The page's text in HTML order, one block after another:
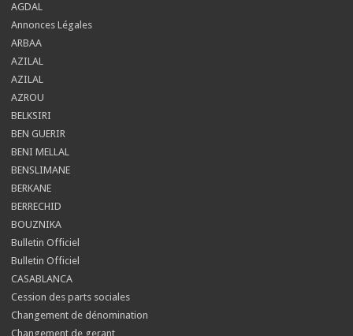
AGDAL
Annonces Légales
ARBAA
AZILAL
AZILAL
AZROU
BELKSIRI
BEN GUERIR
BENI MELLAL
BENSLIMANE
BERKANE
BERRECHID
BOUZNIKA
Bulletin Officiel
Bulletin Officiel
CASABLANCA
Cession des parts sociales
Changement de dénomination
Changement de gerant